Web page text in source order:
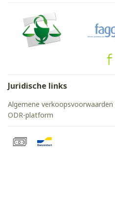
Juridische links
Algemene verkoopsvoorwaarden
ODR-platform